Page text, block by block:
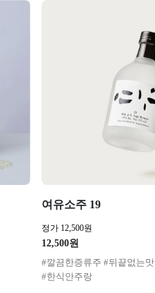
여유소주 19
정가 12,500원
12,500원
#깔끔한증류주 #뒤끝없는맛
#한식안주랑